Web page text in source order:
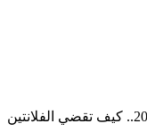
رحلات عيد الحب 2021.. كيف تقضي الفلانتين